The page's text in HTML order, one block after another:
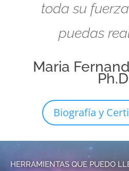
toda su
puedas
Maria
Ph.D
Biografía y
HERRAMIENTAS QUE PUEDO